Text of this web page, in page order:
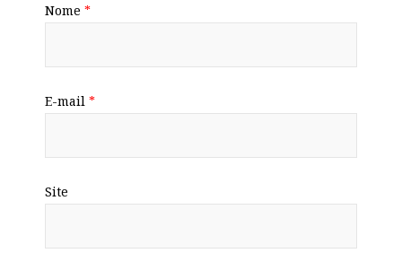
Nome *
E-mail *
Site